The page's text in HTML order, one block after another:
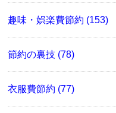
趣味・娯楽費節約 (153)
節約の裏技 (78)
衣服費節約 (77)